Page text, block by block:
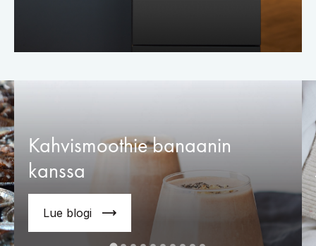
Kahvismoothie banaanin
kanssa
Lue blogi